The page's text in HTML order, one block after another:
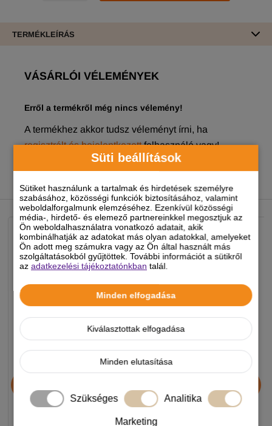
Süti beállítások
Sütiket használunk a tartalmak és hirdetések személyre
szabásához, közösségi funkciók biztosításához, valamint
weboldalforgalmunk elemzéséhez. Ezenkívül közösségi
média-, hirdető- és elemező partnereinkkel megosztjuk az
Ön weboldalhasználatra vonatkozó adatait, akik
kombinálhatják az adatokat más olyan adatokkal, amelyeket
Ön adott meg számukra vagy az Ön által használt más
szolgáltatásokból gyűjtöttek. További információt a sütikről
azadatkezelési tájékoztatónkban talál.
Minden elfogadása
Kiválasztottak elfogadása
Minden elutasítása
Szükséges Analitika
Marketing
TERMÉKLEÍRÁS
VÁSÁRLÓI VÉLEMÉNYEK
Erről a termékről még nincs vélemény!
A termékhez akkor tudsz véleményt írni, ha
regisztrált és bejelentkezettfelhasználó vagy!
NEKED AJÁNLJUK
Chicopee HNL Protein Bar
JosiDog Economy